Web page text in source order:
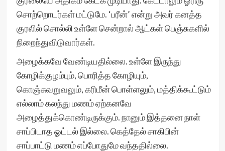
சொற்றொடர்கள் மட்டுமே. ‘பரீன்’ என்று அவர் கனத்த
குரலில் சொல்லி உள்ளே சென்றால் ஆட்கள் பெஞ்சுகளில்
நிறைந்துவிடுவார்கள்.
அழைக்கவே வேண்டியதில்லை. உள்ளே இருந்து
கோழிக்குழம்பும், பொரித்த கோழியும்,
கொஞ்சுவறுவலும், கரிமீன் பொள்ளலும், மத்திக்கூட்டும்
எல்லாம் கலந்து மணம் ஏற்கனவே
அழைத்துக்கொண்டிருக்கும். நானும் இத்தனை நாள்
சாப்பிடாத ஓட்டல் இல்லை. கெத்தேல் சாகிபின்
சாப்பாட்டு மணம் எப்போதுமே வந்ததில்லை.